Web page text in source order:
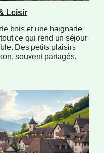
Loisir
bois et une baignade
ce qui rend un séjour
Des petits plaisirs
souvent partagés.